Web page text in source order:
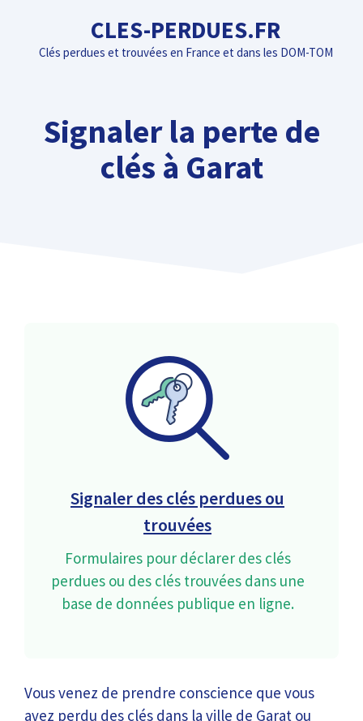
contenu
CLES-PERDUES.FR
Clés perdues et trouvées en France et dans les DOM-TOM
Signaler la perte de
clés à Garat
Signaler des clés perdues ou
trouvées
Formulaires pour déclarer des clés
perdues ou des clés trouvées dans une
base de données publique en ligne.
Vous venez de prendre conscience que vous
avez perdu des clés dans la ville de Garat ou